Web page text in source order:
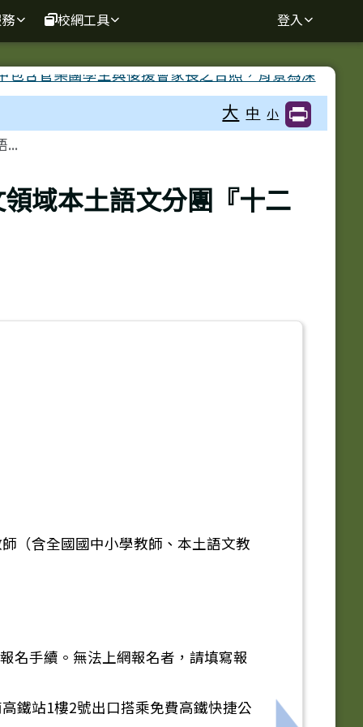
校網工具 登入
大 中 小
...
域本土語文分團『十二
（含全國國中小學教師、本土語文教
名手續。無法上網報名者，請填寫報
鐵站1樓2號出口搭乘免費高鐵快捷公